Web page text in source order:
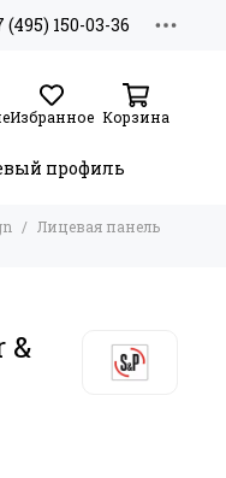
(495) 150-03-36
Избранное Корзина
профиль
Лицевая панель
&